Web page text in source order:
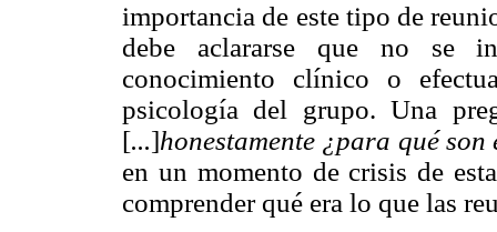
importancia de este tipo de
debe aclararse que no se
conocimiento clínico o
psicología del grupo. Una
[...]honestamente ¿para qué son
en un momento de crisis de
comprender qué era lo que las